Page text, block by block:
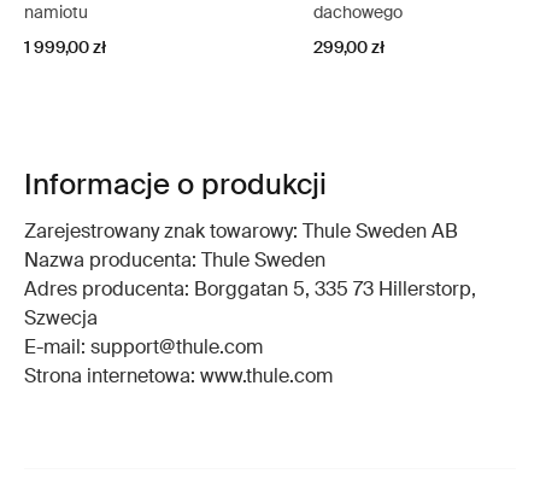
namiotu
1 999,00 zł
dachowego
299,00 zł
Informacje o produkcji
Zarejestrowany znak towarowy: Thule Sweden AB
Nazwa producenta: Thule Sweden
Adres producenta: Borggatan 5, 335 73 Hillerstorp,
Szwecja
E-mail: support@thule.com
Strona internetowa: www.thule.com